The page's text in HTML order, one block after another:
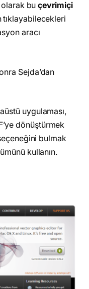
olarak buçevrimiçi
tıklayabilecekleri
aracı
Sejda’dan
uygulaması,
dönüştürmek
bulmak
kullanın.